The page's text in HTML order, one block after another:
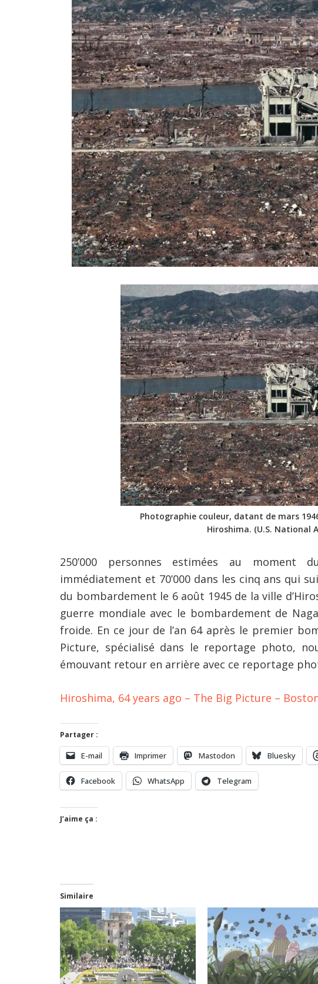
Photographie couleur, datant de mars
Hiroshima. (U.S. National
250’000 personnes estimées au moment
immédiatement et 70’000 dans les cinq ans qui
du bombardement le 6 août 1945 de la ville
guerre mondiale avec le bombardement de
froide. En ce jour de l’an 64 après le premier
Picture, spécialisé dans le reportage photo,
émouvant retour en arrière avec ce reportage
Hiroshima, 64 years ago – The Big Picture –
Partager :
E-mail Imprimer Mastodon Bluesky
Facebook WhatsApp Telegram
J’aime ça :
Similaire